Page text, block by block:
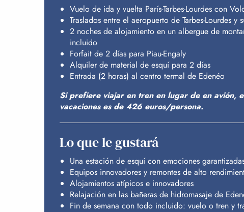
Vuelo de ida y vuelta París-Tarbes-Lourdes con
Traslados entre el aeropuerto de Tarbes-Lourdes y
2 noches de alojamiento en un albergue de
incluido
Forfait de 2 días para Piau-Engaly
Alquiler de material de esquí para 2 días
Entrada (2 horas) al centro termal de Edenéo
Si prefiere viajar en tren en lugar de en avión,
vacaciones es de 426 euros/persona.
Lo que le gustará
Una estación de esquí con emociones
Equipos innovadores y remontes de alto
Alojamientos atípicos e innovadores
Relajación en las bañeras de hidromasaje de
Fin de semana con todo incluido: vuelo o tren y